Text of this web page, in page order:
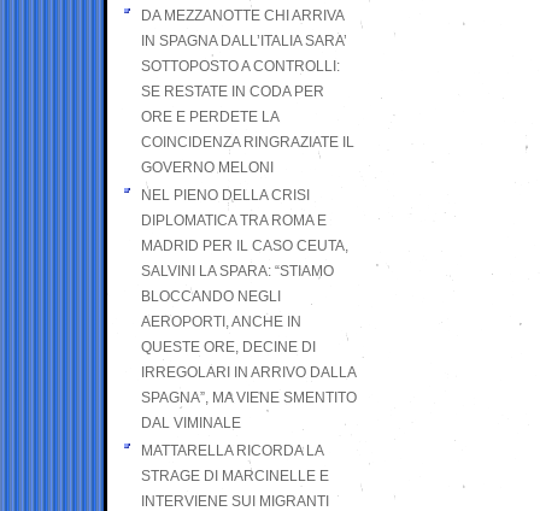
DA MEZZANOTTE CHI ARRIVA
IN SPAGNA DALL’ITALIA SARA’
SOTTOPOSTO A CONTROLLI:
SE RESTATE IN CODA PER
ORE E PERDETE LA
COINCIDENZA RINGRAZIATE IL
GOVERNO MELONI
NEL PIENO DELLA CRISI
DIPLOMATICA TRA ROMA E
MADRID PER IL CASO CEUTA,
SALVINI LA SPARA: “STIAMO
BLOCCANDO NEGLI
AEROPORTI, ANCHE IN
QUESTE ORE, DECINE DI
IRREGOLARI IN ARRIVO DALLA
SPAGNA”, MA VIENE SMENTITO
DAL VIMINALE
MATTARELLA RICORDA LA
STRAGE DI MARCINELLE E
INTERVIENE SUI MIGRANTI